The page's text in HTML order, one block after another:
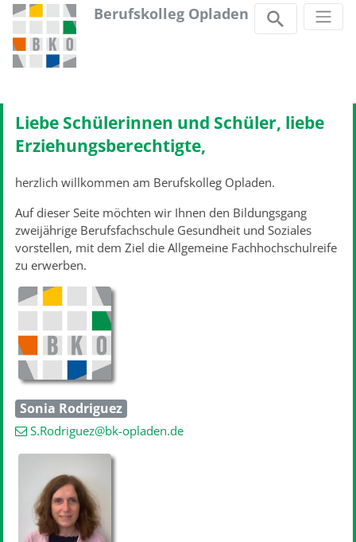
Berufskolleg Opladen
Liebe Schülerinnen und Schüler, liebe
Erziehungsberechtigte,
herzlich willkommen am Berufskolleg Opladen.
Auf dieser Seite möchten wir Ihnen den Bildungsgang
zweijährige Berufsfachschule Gesundheit und Soziales
vorstellen, mit dem Ziel die Allgemeine Fachhochschulreife
zu erwerben.
Sonia Rodriguez
S.Rodriguez@bk-opladen.de